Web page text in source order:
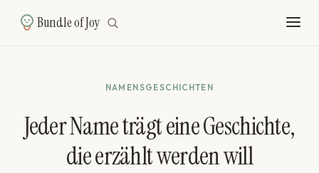
Bundle of Joy
NAMENSGESCHICHTEN
Jeder Name trägt eine Geschichte,
die erzählt werden will